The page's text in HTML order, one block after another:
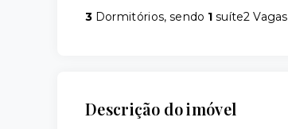
3 Dormitórios, sendo 1 suíte2 Vagas
Descrição do imóvel